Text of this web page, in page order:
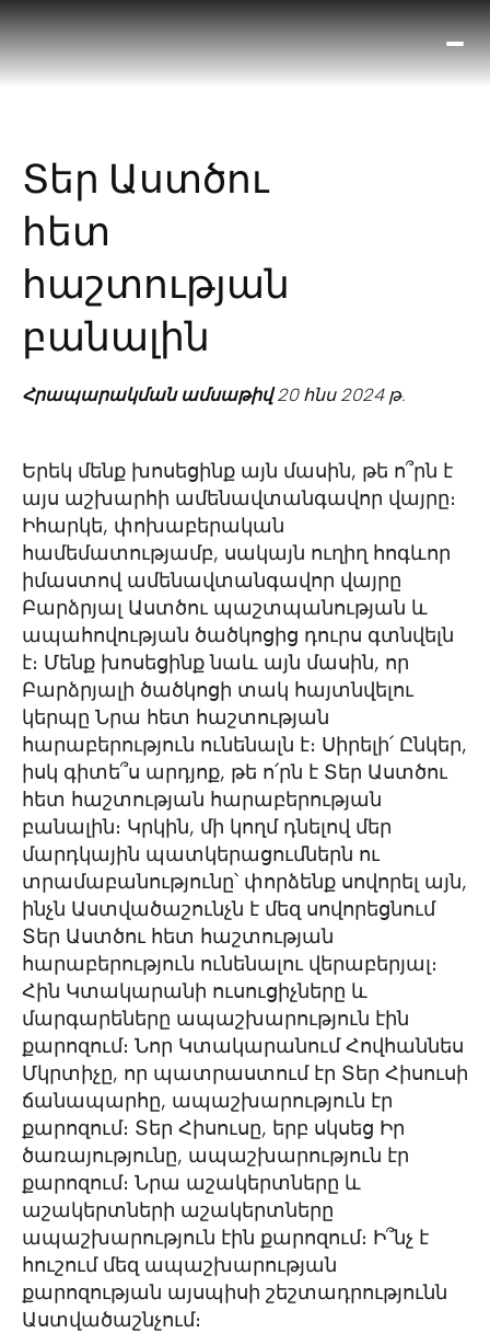
Տեր Աստծու
հետ
հաշտության
բանալին
Հրապարակման ամսաթիվ20 հնս 2024 թ.
Երեկ մենք խոսեցինք այն մասին, թե ո՞րն է
այս աշխարհի ամենավտանգավոր վայրը։
Իհարկե, փոխաբերական
համեմատությամբ, սակայն ուղիղ հոգևոր
իմաստով ամենավտանգավոր վայրը
Բարձրյալ Աստծու պաշտպանության և
ապահովության ծածկոցից դուրս գտնվելն
է։ Մենք խոսեցինք նաև այն մասին, որ
Բարձրյալի ծածկոցի տակ հայտնվելու
կերպը Նրա հետ հաշտության
հարաբերություն ունենալն է։ Սիրելի՛ Ընկեր,
իսկ գիտե՞ս արդյոք, թե ո՛րն է Տեր Աստծու
հետ հաշտության հարաբերության
բանալին։ Կրկին, մի կողմ դնելով մեր
մարդկային պատկերացումներն ու
տրամաբանությունը՝ փորձենք սովորել այն,
ինչն Աստվածաշունչն է մեզ սովորեցնում
Տեր Աստծու հետ հաշտության
հարաբերություն ունենալու վերաբերյալ։
Հին Կտակարանի ուսուցիչները և
մարգարեները ապաշխարություն էին
քարոզում։ Նոր Կտակարանում Հովհաննես
Մկրտիչը, որ պատրաստում էր Տեր Հիսուսի
ճանապարհը, ապաշխարություն էր
քարոզում։ Տեր Հիսուսը, երբ սկսեց Իր
ծառայությունը, ապաշխարություն էր
քարոզում։ Նրա աշակերտները և
աշակերտների աշակերտները
ապաշխարություն էին քարոզում։ Ի՞նչ է
հուշում մեզ ապաշխարության
քարոզության այսպիսի շեշտադրությունն
Աստվածաշնչում։